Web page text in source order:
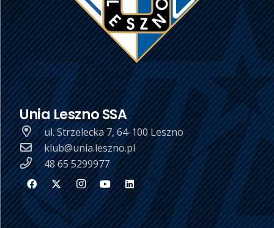
Unia Leszno SSA
ul. Strzelecka 7, 64-100 Leszno
klub@unia.leszno.pl
48 65 5299977